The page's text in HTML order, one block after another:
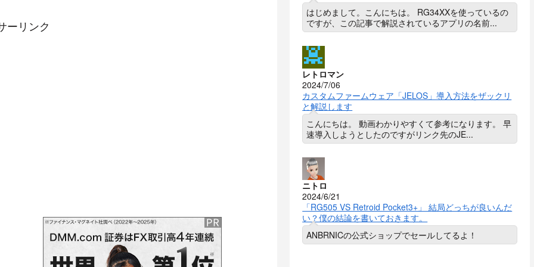
ーリンク
はじめまして。こんにちは。 RG34XXを使っているの
ですが、この記事で解説されているアプリの名前...
レトロマン
2024/7/06
カスタムファームウェア「JELOS」導入方法をザックリ
と解説します
こんにちは。 動画わかりやすくて参考になります。 早
速導入しようとしたのですがリンク先のJE...
ニトロ
2024/6/21
「RG505 VS Retroid Pocket3+」 結局どっちが良いんだ
い？僕の結論を書いておきます。
ANBRNICの公式ショップでセールしてるよ！